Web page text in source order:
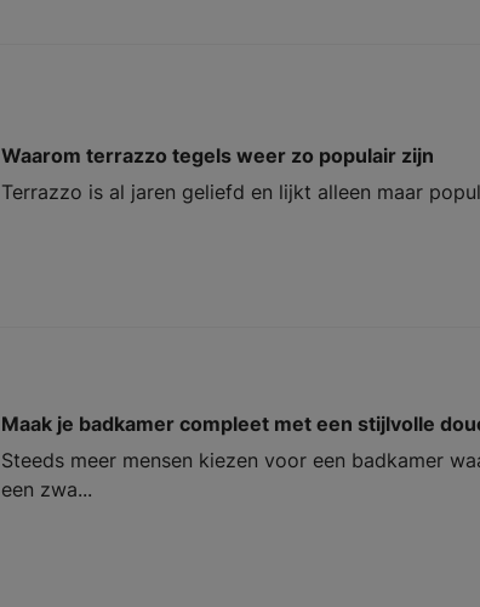
Waarom terrazzo tegels weer zo populair zijn
Terrazzo is al jaren geliefd en lijkt alleen maar
Maak je badkamer compleet met een stijlvolle
Steeds meer mensen kiezen voor een badkamer
een zwa...